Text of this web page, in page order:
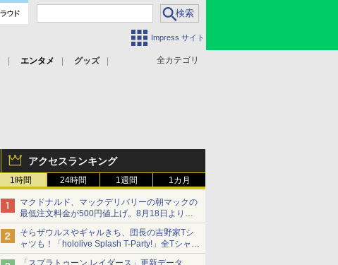
Impress サイト
全カテゴリ
エンタメ
グッズ
アクセスランキング
1時間 24時間 1週間 1カ月
マクドナルド、マックデリバリーの朝マックの
最低注文料金が500円値上げ。8月18日より
1,500円から受付
そらザウルスやギャルきち、団長の吉野家Tシ
ャツも！「hololive Splash T-Party!」全Tシャツ
ラインナップ公開＆オンライン販売開始
「スプラトゥーン レイダース」更新データ